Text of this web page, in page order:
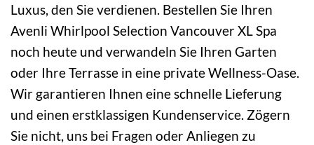
Luxus, den Sie verdienen. Bestellen Sie Ihren
Avenli Whirlpool Selection Vancouver XL Spa
noch heute und verwandeln Sie Ihren Garten
oder Ihre Terrasse in eine private Wellness-Oase.
Wir garantieren Ihnen eine schnelle Lieferung
und einen erstklassigen Kundenservice. Zögern
Sie nicht, uns bei Fragen oder Anliegen zu